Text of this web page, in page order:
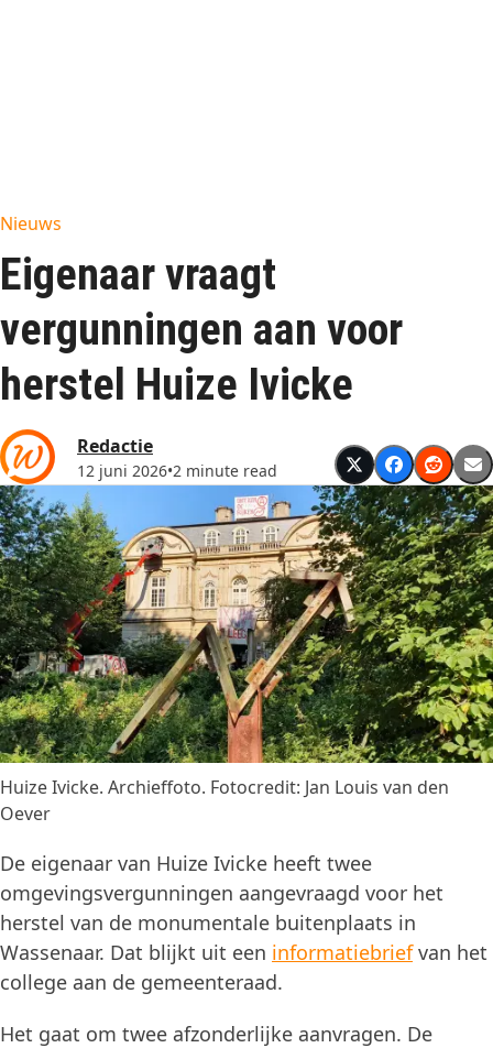
Nieuws
Eigenaar vraagt
vergunningen aan voor
herstel Huize Ivicke
Redactie
12 juni 2026•2 minute read
Huize Ivicke. Archieffoto. Fotocredit: Jan Louis van den
Oever
De eigenaar van Huize Ivicke heeft twee
omgevingsvergunningen aangevraagd voor het
herstel van de monumentale buitenplaats in
Wassenaar. Dat blijkt uit een informatiebriefvan het
college aan de gemeenteraad.
Het gaat om twee afzonderlijke aanvragen. De